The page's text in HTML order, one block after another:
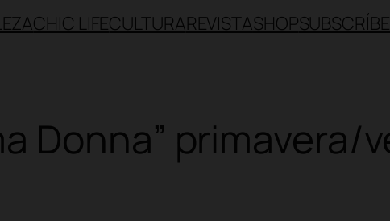
CHIC LIFECULTURAREVISTASHOP
Donna” primavera/